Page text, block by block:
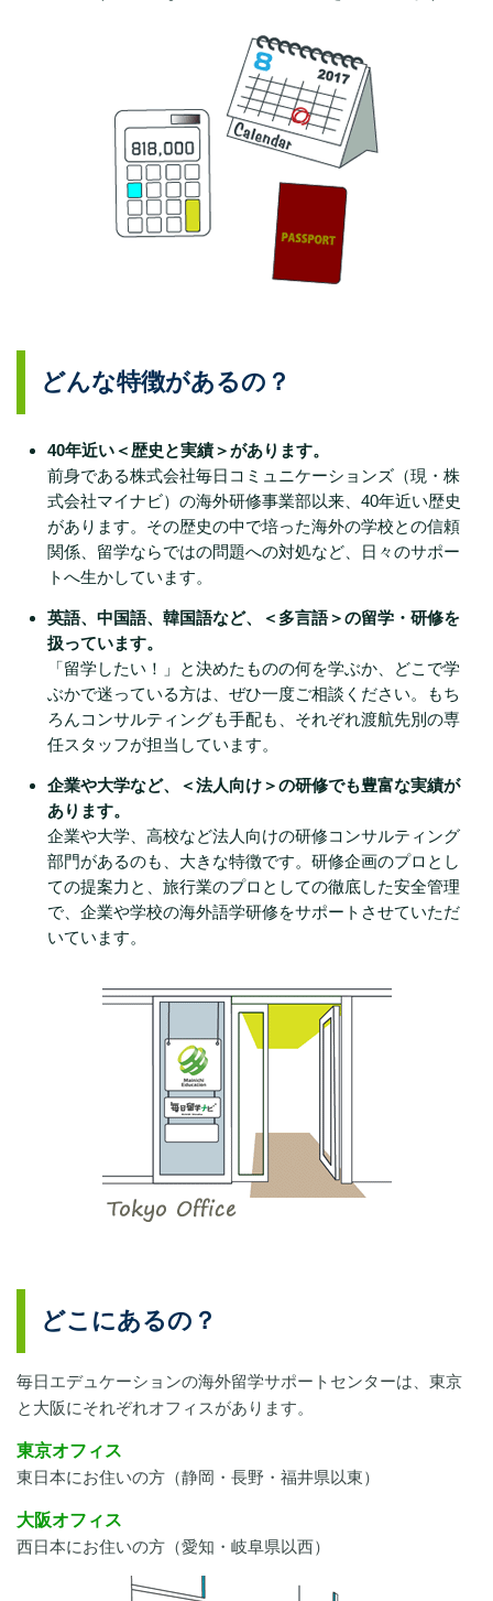
どんな特徴があるの？
40年近い＜歴史と実績＞があります。
前身である株式会社毎日コミュニケーションズ（現・株
式会社マイナビ）の海外研修事業部以来、40年近い歴史
があります。その歴史の中で培った海外の学校との信頼
関係、留学ならではの問題への対処など、日々のサポー
トへ生かしています。
英語、中国語、韓国語など、＜多言語＞の留学・研修を
扱っています。
「留学したい！」と決めたものの何を学ぶか、どこで学
ぶかで迷っている方は、ぜひ一度ご相談ください。もち
ろんコンサルティングも手配も、それぞれ渡航先別の専
任スタッフが担当しています。
企業や大学など、＜法人向け＞の研修でも豊富な実績が
あります。
企業や大学、高校など法人向けの研修コンサルティング
部門があるのも、大きな特徴です。研修企画のプロとし
ての提案力と、旅行業のプロとしての徹底した安全管理
で、企業や学校の海外語学研修をサポートさせていただ
いています。
どこにあるの？
毎日エデュケーションの海外留学サポートセンターは、東京
と大阪にそれぞれオフィスがあります。
東京オフィス
東日本にお住いの方（静岡・長野・福井県以東）
大阪オフィス
西日本にお住いの方（愛知・岐阜県以西）